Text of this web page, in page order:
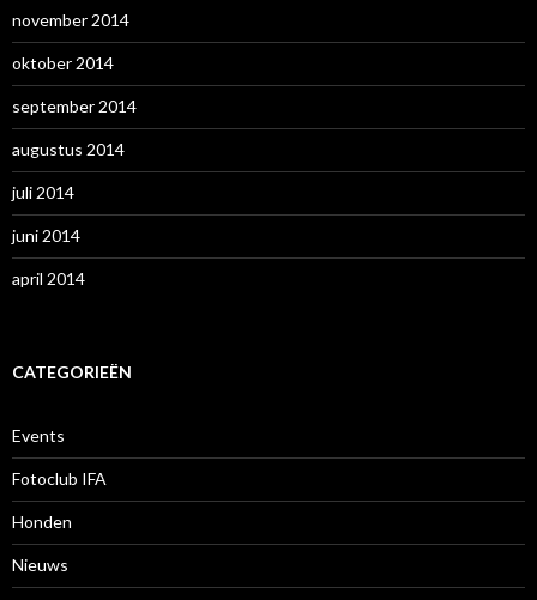
november 2014
oktober 2014
september 2014
augustus 2014
juli 2014
juni 2014
april 2014
CATEGORIEËN
Events
Fotoclub IFA
Honden
Nieuws